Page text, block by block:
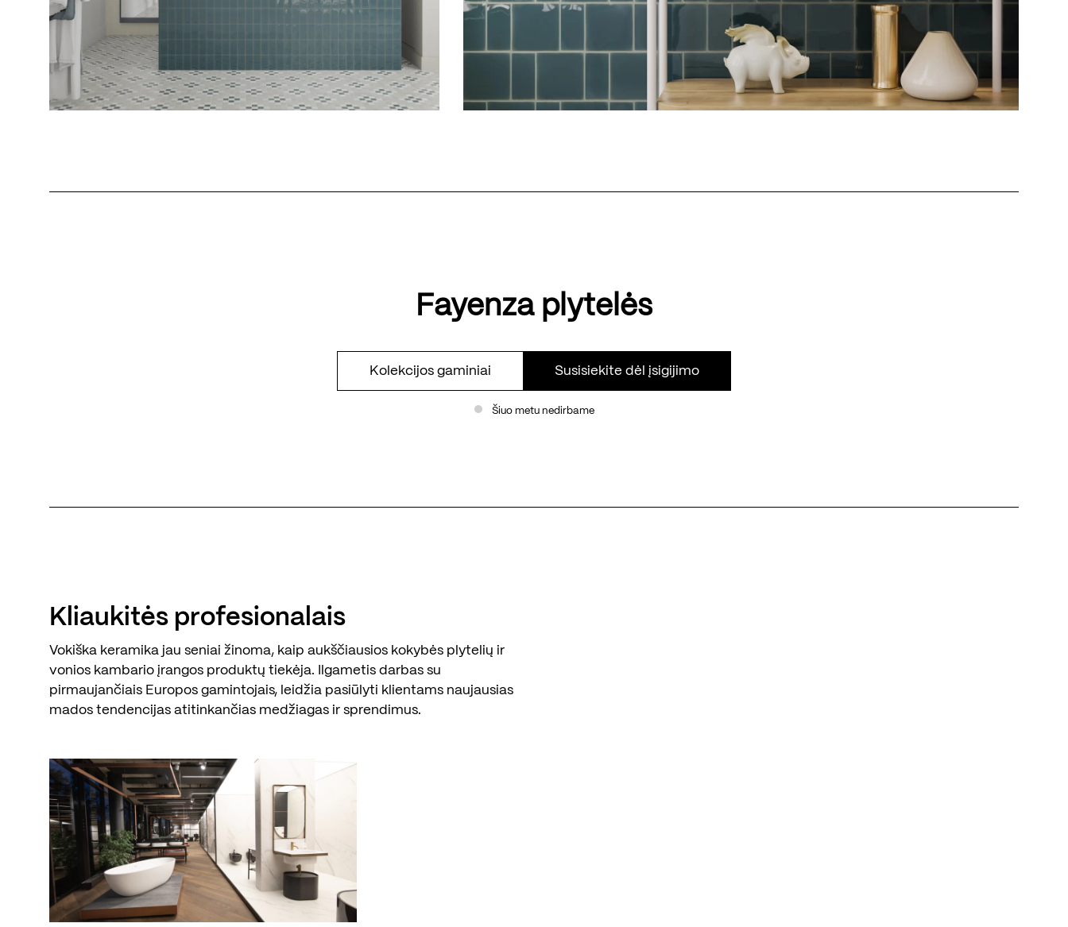
Fayenza plytelės
Kolekcijos gaminiai Susisiekite dėl įsigijimo
Šiuo metu nedirbame
Kliaukitės profesionalais
Vokiška keramika jau seniai žinoma, kaip aukščiausios kokybės plytelių ir
vonios kambario įrangos produktų tiekėja. Ilgametis darbas su
pirmaujančiais Europos gamintojais, leidžia pasiūlyti klientams naujausias
mados tendencijas atitinkančias medžiagas ir sprendimus.